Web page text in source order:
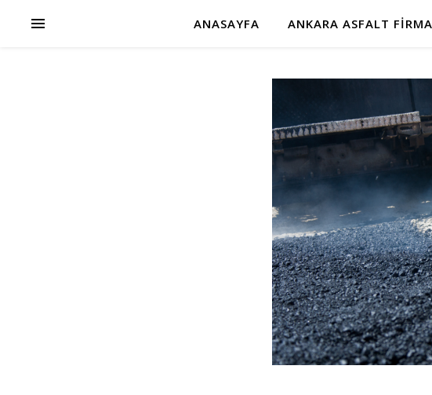
ANASAYFA ANKARA ASFALT